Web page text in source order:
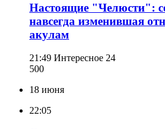
Настоящие "Челюсти":
навсегда изменившая
акулам
21:49 Интересное 24
500
18 июня
22:05